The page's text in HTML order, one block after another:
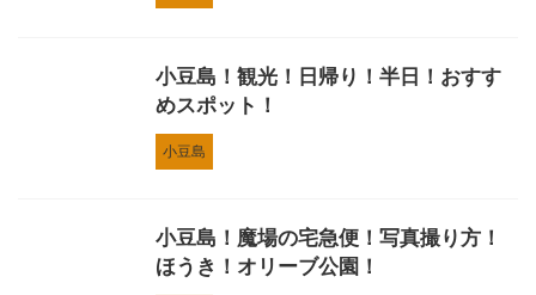
小豆島！観光！日帰り！半日！おすす
めスポット！
小豆島
小豆島！魔場の宅急便！写真撮り方！
ほうき！オリーブ公園！